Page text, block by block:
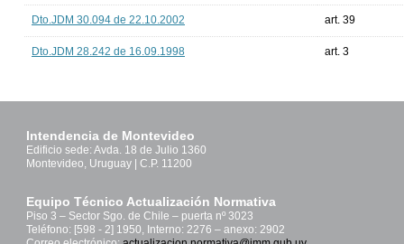
Dto.JDM 30.094 de 22.10.2002 art. 39
Dto.JDM 28.242 de 16.09.1998 art. 3
Intendencia de Montevideo
Edificio sede: Avda. 18 de Julio 1360
Montevideo, Uruguay | C.P. 11200
Equipo Técnico Actualización Normativa
Piso 3 – Sector Sgo. de Chile – puerta nº 3023
Teléfono: [598 - 2] 1950, Interno: 2276 – anexo: 2902